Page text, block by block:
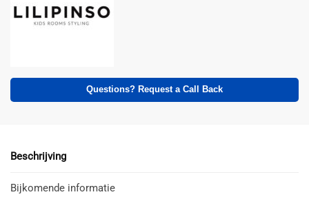
Questions? Request a Call Back
Beschrijving
Bijkomende informatie